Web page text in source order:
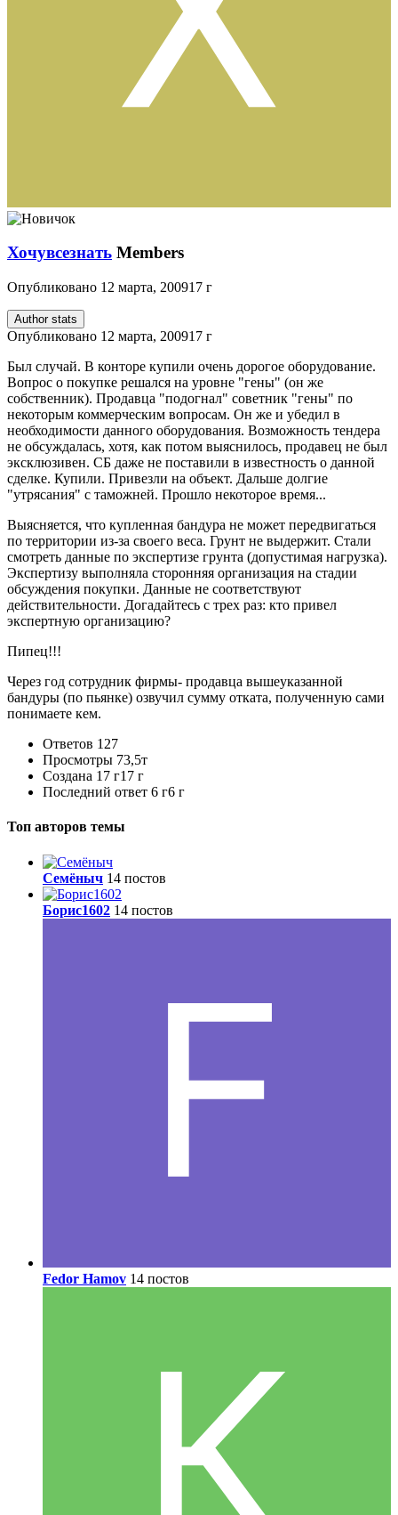
Хочувсезнать Members
Опубликовано 12 марта, 200917 г
Author stats
Опубликовано 12 марта, 200917 г
Был случай. В конторе купили очень дорогое оборудование.
Вопрос о покупке решался на уровне "гены" (он же
собственник). Продавца "подогнал" советник "гены" по
некоторым коммерческим вопросам. Он же и убедил в
необходимости данного оборудования. Возможность тендера
не обсуждалась, хотя, как потом выяснилось, продавец не был
эксклюзивен. СБ даже не поставили в известность о данной
сделке. Купили. Привезли на объект. Дальше долгие
"утрясания" с таможней. Прошло некоторое время...
Выясняется, что купленная бандура не может передвигаться
по территории из-за своего веса. Грунт не выдержит. Стали
смотреть данные по экспертизе грунта (допустимая нагрузка).
Экспертизу выполняла сторонняя организация на стадии
обсуждения покупки. Данные не соответствуют
действительности. Догадайтесь с трех раз: кто привел
экспертную организацию?
Пипец!!!
Через год сотрудник фирмы- продавца вышеуказанной
бандуры (по пьянке) озвучил сумму отката, полученную сами
понимаете кем.
Ответов 127
Просмотры 73,5т
Создана 17 г17 г
Последний ответ 6 г6 г
Топ авторов темы
Семёныч 14 постов
Борис1602 14 постов
Fedor Hamov 14 постов